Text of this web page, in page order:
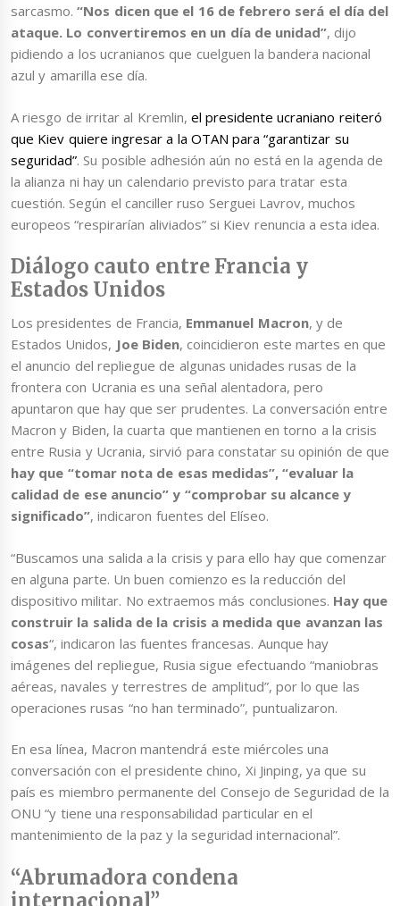
sarcasmo.“Nos dicen que el 16 de febrero será el día del
ataque. Lo convertiremos en un día de unidad”, dijo
pidiendo a los ucranianos que cuelguen la bandera nacional
azul y amarilla ese día.
A riesgo de irritar al Kremlin, el presidente ucraniano reiteró
que Kiev quiere ingresar a la OTAN para “garantizar su
seguridad”. Su posible adhesión aún no está en la agenda de
la alianza ni hay un calendario previsto para tratar esta
cuestión. Según el canciller ruso Serguei Lavrov, muchos
europeos “respirarían aliviados” si Kiev renuncia a esta idea.
Diálogo cauto entre Francia y
Estados Unidos
Los presidentes de Francia, Emmanuel Macron, y de
Estados Unidos, Joe Biden, coincidieron este martes en que
el anuncio del repliegue de algunas unidades rusas de la
frontera con Ucrania es una señal alentadora, pero
apuntaron que hay que ser prudentes. La conversación entre
Macron y Biden, la cuarta que mantienen en torno a la crisis
entre Rusia y Ucrania, sirvió para constatar su opinión de que
hay que “tomar nota de esas medidas”, “evaluar la
calidad de ese anuncio” y “comprobar su alcance y
significado”, indicaron fuentes del Elíseo.
“Buscamos una salida a la crisis y para ello hay que comenzar
en alguna parte. Un buen comienzo es la reducción del
dispositivo militar. No extraemos más conclusiones. Hay que
construir la salida de la crisis a medida que avanzan las
cosas“, indicaron las fuentes francesas. Aunque hay
imágenes del repliegue, Rusia sigue efectuando “maniobras
aéreas, navales y terrestres de amplitud”, por lo que las
operaciones rusas “no han terminado”, puntualizaron.
En esa línea, Macron mantendrá este miércoles una
conversación con el presidente chino, Xi Jinping, ya que su
país es miembro permanente del Consejo de Seguridad de la
ONU “y tiene una responsabilidad particular en el
mantenimiento de la paz y la seguridad internacional”.
“Abrumadora condena
internacional”